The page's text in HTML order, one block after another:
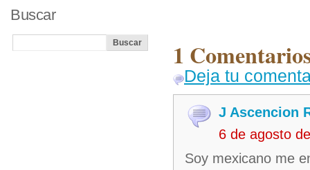
1
Deja tu
J Ascencion
6 de agosto
Soy mexicano me
Buscar